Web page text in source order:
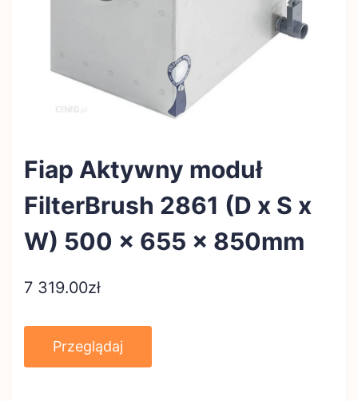
Fiap Aktywny moduł
FilterBrush 2861 (D x S x
W) 500 x 655 x 850mm
7 319.00zł
Przeglądaj